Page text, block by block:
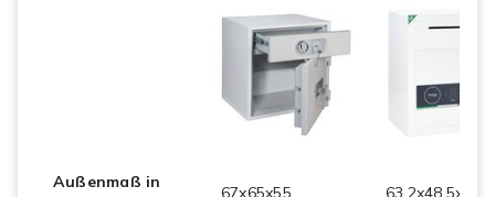
Außenmaß in
67x65x55 63.2x48.5x45